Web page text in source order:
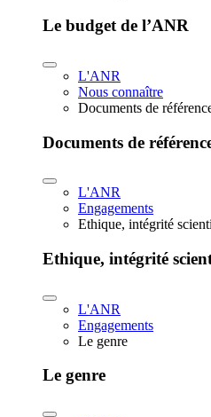
Le budget de l’ANR
L'ANR
Nous connaître
Documents de
Documents de
L'ANR
Engagements
Ethique, intégrité
Ethique, intégrité
L'ANR
Engagements
Le genre
Le genre